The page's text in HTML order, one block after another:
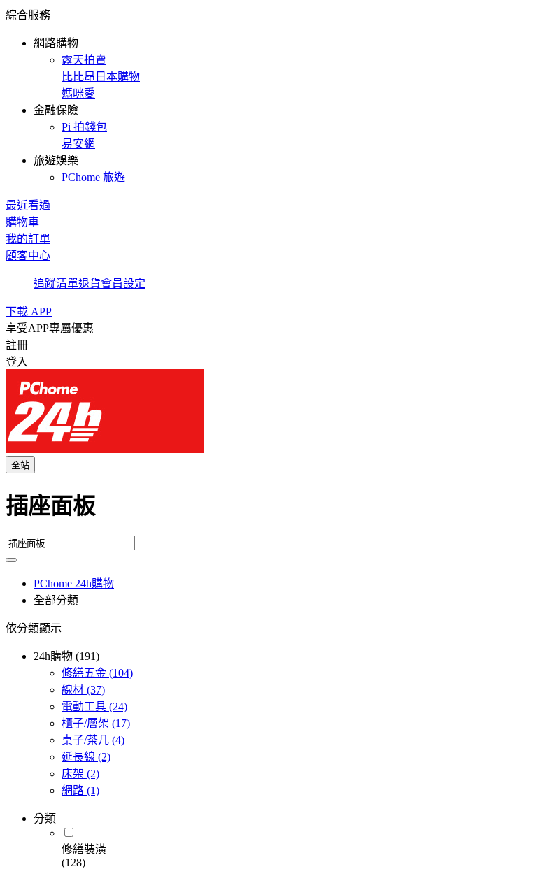
綜合服務
網路購物
露天拍賣
比比昂日本購物
媽咪愛
金融保險
Pi 拍錢包
易安網
旅遊娛樂
PChome 旅遊
最近看過
購物車
我的訂單
顧客中心
追蹤清單退貨會員設定
下載 APP
享受APP專屬優惠
註冊
登入
全站
插座面板
PChome 24h購物
全部分類
依分類顯示
24h購物 (191)
修繕五金 (104)
線材 (37)
電動工具 (24)
櫃子/層架 (17)
桌子/茶几 (4)
延長線 (2)
床架 (2)
網路 (1)
分類
修繕裝潢
(128)